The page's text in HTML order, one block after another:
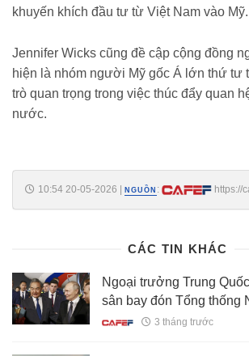
khuyến khích đầu tư từ Việt Nam vào Mỹ.
Jennifer Wicks cũng đề cập cộng đồng
hiện là nhóm người Mỹ gốc Á lớn thứ tư
trò quan trọng trong việc thúc đẩy quan
nước.
10:54 20-05-2026 NGUỒN :
https://
CÁC TIN KHÁC
Ngoại trưởng Trung
sân bay đón Tổng thống
3 tháng trước